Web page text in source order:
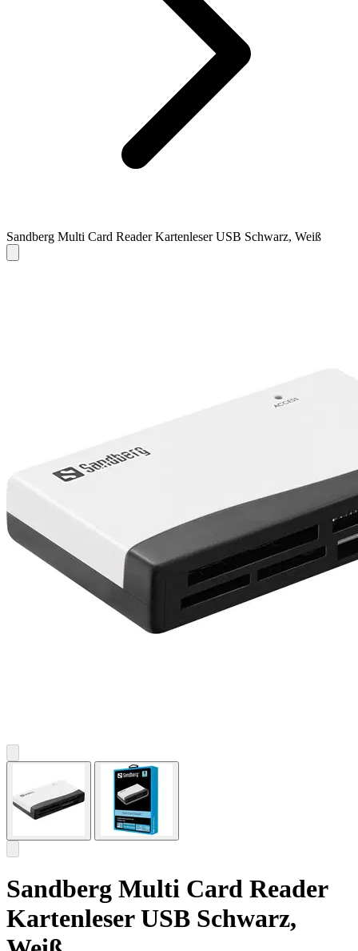
Sandberg Multi Card Reader Kartenleser USB Schwarz, Weiß
Sandberg Multi Card Reader
Kartenleser USB Schwarz,